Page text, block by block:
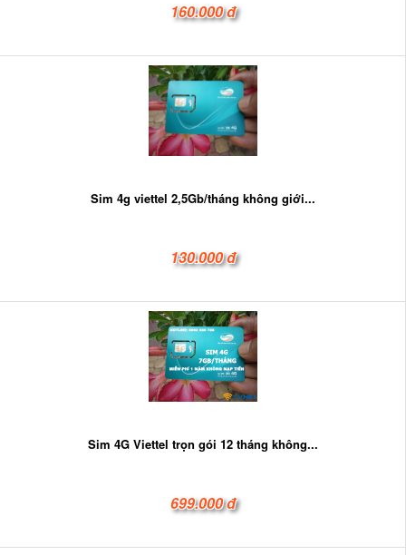
160.000 đ
Sim 4g viettel 2,5Gb/tháng không giới...
130.000 đ
Sim 4G Viettel trọn gói 12 tháng không...
699.000 đ